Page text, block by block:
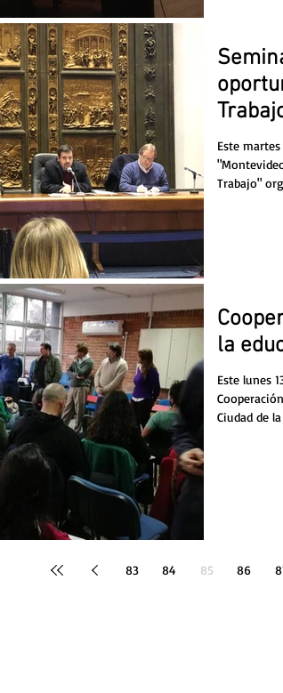
Este
Trabajo"
la
Este lunes
Ciudad de
83 84 85 86